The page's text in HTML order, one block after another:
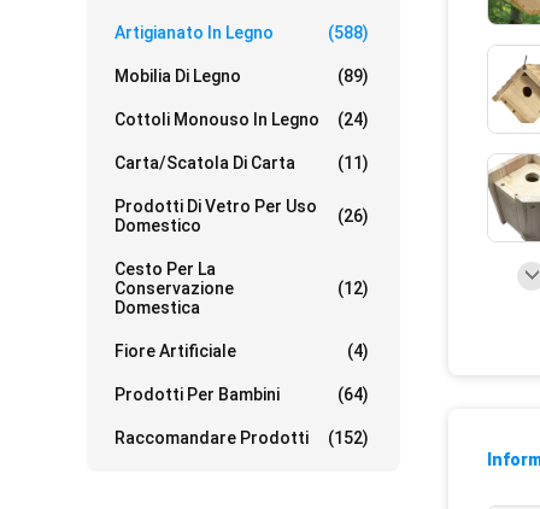
Artigianato In Legno (588)
Mobilia Di Legno (89)
Cottoli Monouso In Legno (24)
Carta/scatola Di Carta (11)
Prodotti Di Vetro Per Uso
Domestico
(26)
Cesto Per La
Conservazione
Domestica
(12)
Fiore Artificiale (4)
Prodotti Per Bambini (64)
Raccomandare Prodotti (152)